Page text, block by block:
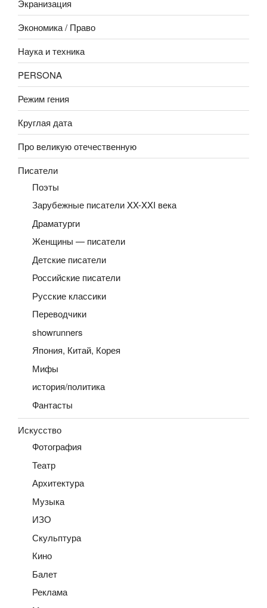
Экранизация
Экономика / Право
Наука и техника
PERSONA
Режим гения
Круглая дата
Про великую отечественную
Писатели
Поэты
Зарубежные писатели XX-XXI века
Драматурги
Женщины — писатели
Детские писатели
Российские писатели
Русские классики
Переводчики
showrunners
Япония, Китай, Корея
Мифы
история/политика
Фантасты
Искусство
Фотография
Театр
Архитектура
Музыка
ИЗО
Скульптура
Кино
Балет
Реклама